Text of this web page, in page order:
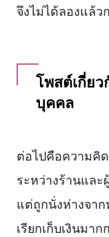
จึงไม่ได้ลองแล้ว
โพสต์เกี่ย
บุคคล
ต่อไปคือความคิ
ระหว่างร้านและ
แต่ถูกนั่งห่างจา
เรียกเก็บเงินมา